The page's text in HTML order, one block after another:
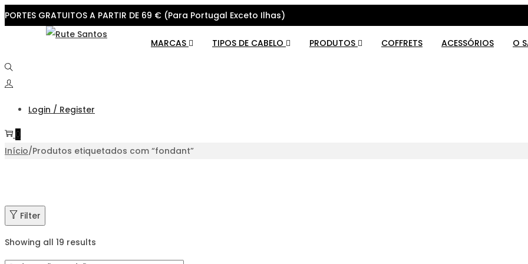
PORTES GRATUITOS A PARTIR DE 69 € (Para Portugal Exceto Ilhas)
navigation
content
MARCAS TIPOS DE CABELO PRODUTOS COFFRETS ACESSÓRIOS O
Login / Register
0
Início/Produtos etiquetados com “fondant”
Filter
Showing all 19 results